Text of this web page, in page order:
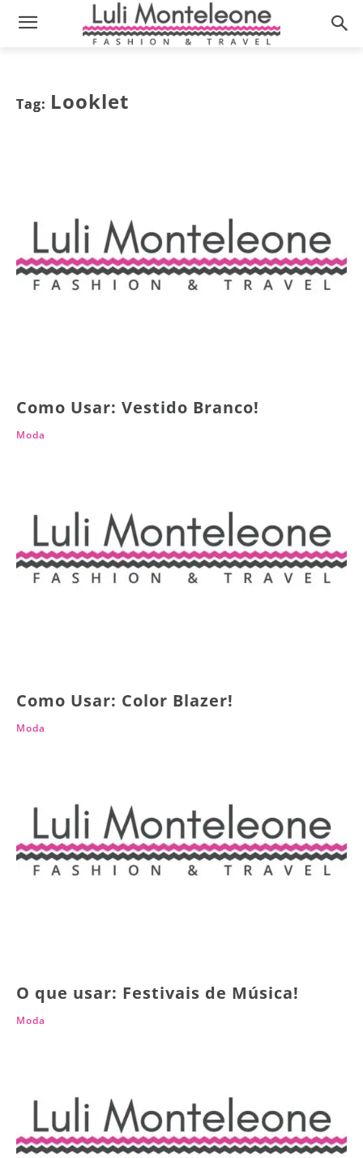
Tag: Looklet
Como Usar: Vestido Branco!
Moda
Como Usar: Color Blazer!
Moda
O que usar: Festivais de Música!
Moda